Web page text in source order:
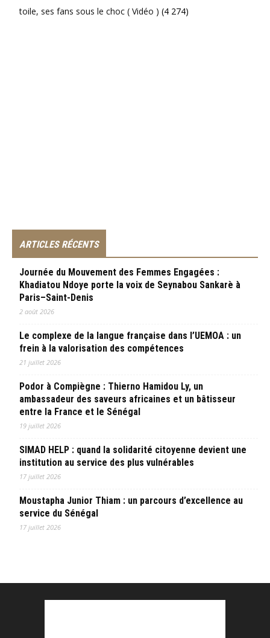
toile, ses fans sous le choc ( Vidéo ) (4 274)
ARTICLES RÉCENTS
Journée du Mouvement des Femmes Engagées :
Khadiatou Ndoye porte la voix de Seynabou Sankarè à
Paris–Saint-Denis
2 août 2026
Le complexe de la langue française dans l’UEMOA : un
frein à la valorisation des compétences
21 juillet 2026
Podor à Compiègne : Thierno Hamidou Ly, un
ambassadeur des saveurs africaines et un bâtisseur
entre la France et le Sénégal
19 juillet 2026
SIMAD HELP : quand la solidarité citoyenne devient une
institution au service des plus vulnérables
17 juillet 2026
Moustapha Junior Thiam : un parcours d’excellence au
service du Sénégal
17 juillet 2026